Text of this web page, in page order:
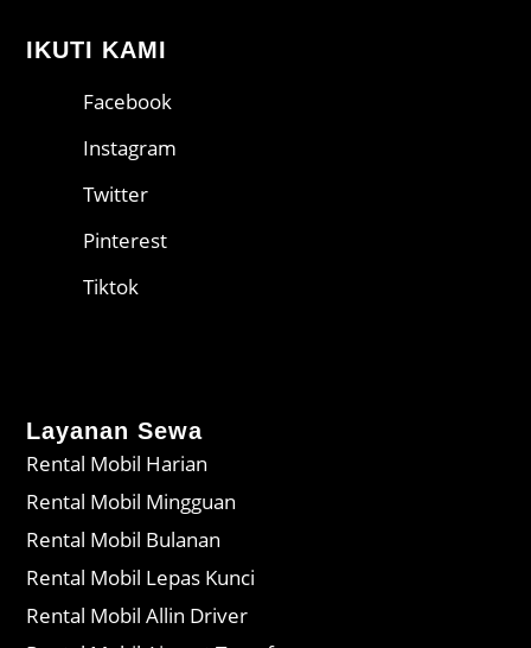
IKUTI KAMI
Facebook
Instagram
Twitter
Pinterest
Tiktok
Layanan Sewa
Rental Mobil Harian
Rental Mobil Mingguan
Rental Mobil Bulanan
Rental Mobil Lepas Kunci
Rental Mobil Allin Driver